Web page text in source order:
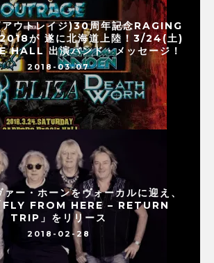
ウトレイジ)30周年記念RAGING
が 遂に北海道上陸！3/24(土)
HALL 出演バンド・メッセージ！
2018-03-07
ー・ホーンをヴォーカルに迎え、
FLY FROM HERE – RETURN
TRIP」をリリース
2018-02-28